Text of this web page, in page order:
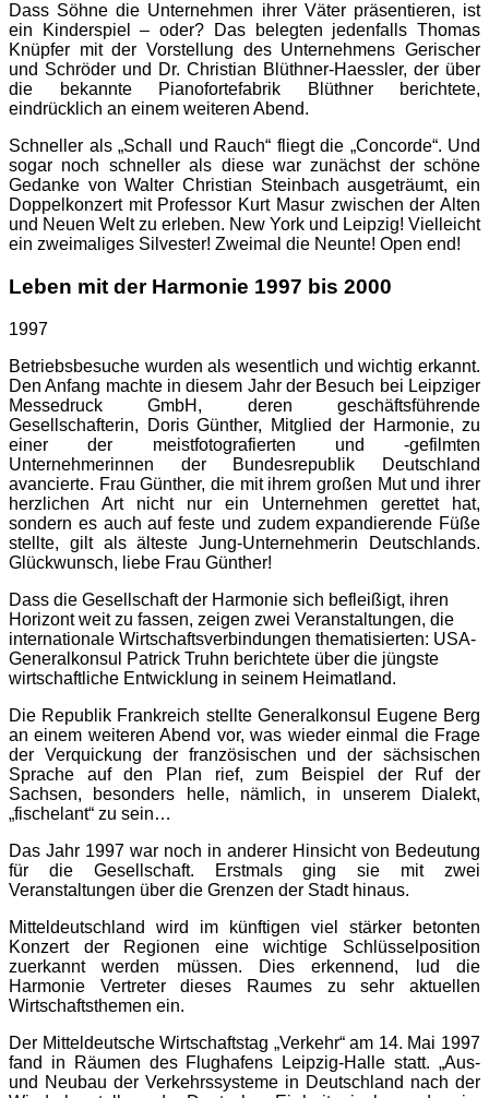
Dass Söhne die Unternehmen ihrer Väter präsentieren, ist
ein Kinderspiel – oder? Das belegten jedenfalls Thomas
Knüpfer mit der Vorstellung des Unternehmens Gerischer
und Schröder und Dr. Christian Blüthner-Haessler, der über
die bekannte Pianofortefabrik Blüthner berichtete,
eindrücklich an einem weiteren Abend.
Schneller als „Schall und Rauch“ fliegt die „Concorde“. Und
sogar noch schneller als diese war zunächst der schöne
Gedanke von Walter Christian Steinbach ausgeträumt, ein
Doppelkonzert mit Professor Kurt Masur zwischen der Alten
und Neuen Welt zu erleben. New York und Leipzig! Vielleicht
ein zweimaliges Silvester! Zweimal die Neunte! Open end!
Leben mit der Harmonie 1997 bis 2000
1997
Betriebsbesuche wurden als wesentlich und wichtig erkannt.
Den Anfang machte in diesem Jahr der Besuch bei Leipziger
Messedruck GmbH, deren geschäftsführende
Gesellschafterin, Doris Günther, Mitglied der Harmonie, zu
einer der meistfotografierten und -gefilmten
Unternehmerinnen der Bundesrepublik Deutschland
avancierte. Frau Günther, die mit ihrem großen Mut und ihrer
herzlichen Art nicht nur ein Unternehmen gerettet hat,
sondern es auch auf feste und zudem expandierende Füße
stellte, gilt als älteste Jung-Unternehmerin Deutschlands.
Glückwunsch, liebe Frau Günther!
Dass die Gesellschaft der Harmonie sich befleißigt, ihren
Horizont weit zu fassen, zeigen zwei Veranstaltungen, die
internationale Wirtschaftsverbindungen thematisierten: USA-
Generalkonsul Patrick Truhn berichtete über die jüngste
wirtschaftliche Entwicklung in seinem Heimatland.
Die Republik Frankreich stellte Generalkonsul Eugene Berg
an einem weiteren Abend vor, was wieder einmal die Frage
der Verquickung der französischen und der sächsischen
Sprache auf den Plan rief, zum Beispiel der Ruf der
Sachsen, besonders helle, nämlich, in unserem Dialekt,
„fischelant“ zu sein…
Das Jahr 1997 war noch in anderer Hinsicht von Bedeutung
für die Gesellschaft. Erstmals ging sie mit zwei
Veranstaltungen über die Grenzen der Stadt hinaus.
Mitteldeutschland wird im künftigen viel stärker betonten
Konzert der Regionen eine wichtige Schlüsselposition
zuerkannt werden müssen. Dies erkennend, lud die
Harmonie Vertreter dieses Raumes zu sehr aktuellen
Wirtschaftsthemen ein.
Der Mitteldeutsche Wirtschaftstag „Verkehr“ am 14. Mai 1997
fand in Räumen des Flughafens Leipzig-Halle statt. „Aus-
und Neubau der Verkehrssysteme in Deutschland nach der